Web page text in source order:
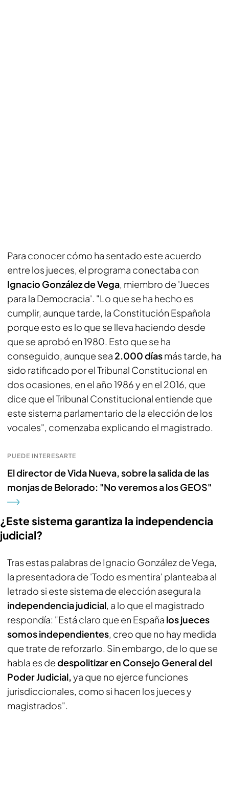
Para conocer cómo ha sentado este acuerdo
entre los jueces, el programa conectaba con
Ignacio González de Vega, miembro de 'Jueces
para la Democracia'. "Lo que se ha hecho es
cumplir, aunque tarde, la Constitución Española
porque esto es lo que se lleva haciendo desde
que se aprobó en 1980. Esto que se ha
conseguido, aunque sea 2.000 díasmás tarde, ha
sido ratificado por el Tribunal Constitucional en
dos ocasiones, en el año 1986 y en el 2016, que
dice que el Tribunal Constitucional entiende que
este sistema parlamentario de la elección de los
vocales", comenzaba explicando el magistrado.
PUEDE INTERESARTE
El director de Vida Nueva, sobre la salida de las
monjas de Belorado: "No veremos a los GEOS"
¿Este sistema garantiza la independencia
judicial?
Tras estas palabras de Ignacio González de Vega,
la presentadora de 'Todo es mentira' planteaba al
letrado si este sistema de elección asegura la
independencia judicial, a lo que el magistrado
respondía: "Está claro que en España los jueces
somos independientes, creo que no hay medida
que trate de reforzarlo. Sin embargo, de lo que se
habla es dedespolitizar en Consejo General del
Poder Judicial,ya que no ejerce funciones
jurisdiccionales, como si hacen los jueces y
magistrados".